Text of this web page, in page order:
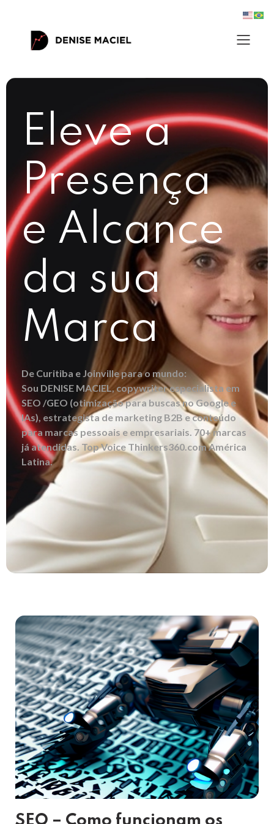
Eleve a
Presença
e Alcance
da sua
Marca
De Curitiba e Joinville para o mundo:
Sou DENISE MACIEL, copywriter especialista em
SEO /GEO (otimização para buscas no Google e
IAs), estrategista de marketing B2B e conteúdo
para marcas pessoais e empresariais. 70+ marcas
já atendidas. Top Voice Thinkers360.com América
Latina.
SEO – Como funcionam os